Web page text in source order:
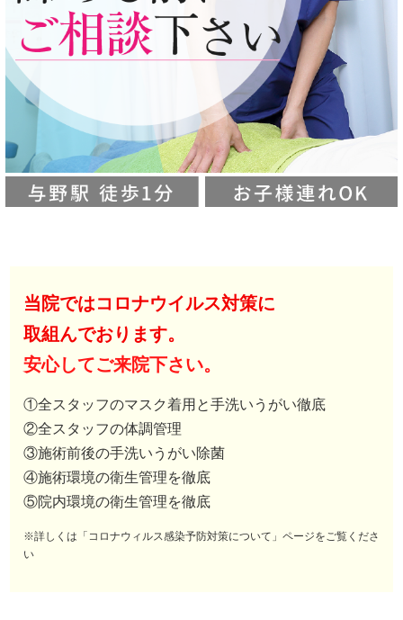
当院ではコロナウイルス対策に
取組んでおります。
安心してご来院下さい。
①全スタッフのマスク着用と手洗いうがい徹底
②全スタッフの体調管理
③施術前後の手洗いうがい除菌
④施術環境の衛生管理を徹底
⑤院内環境の衛生管理を徹底
※詳しくは「コロナウィルス感染予防対策について」ページをご覧くださ
い